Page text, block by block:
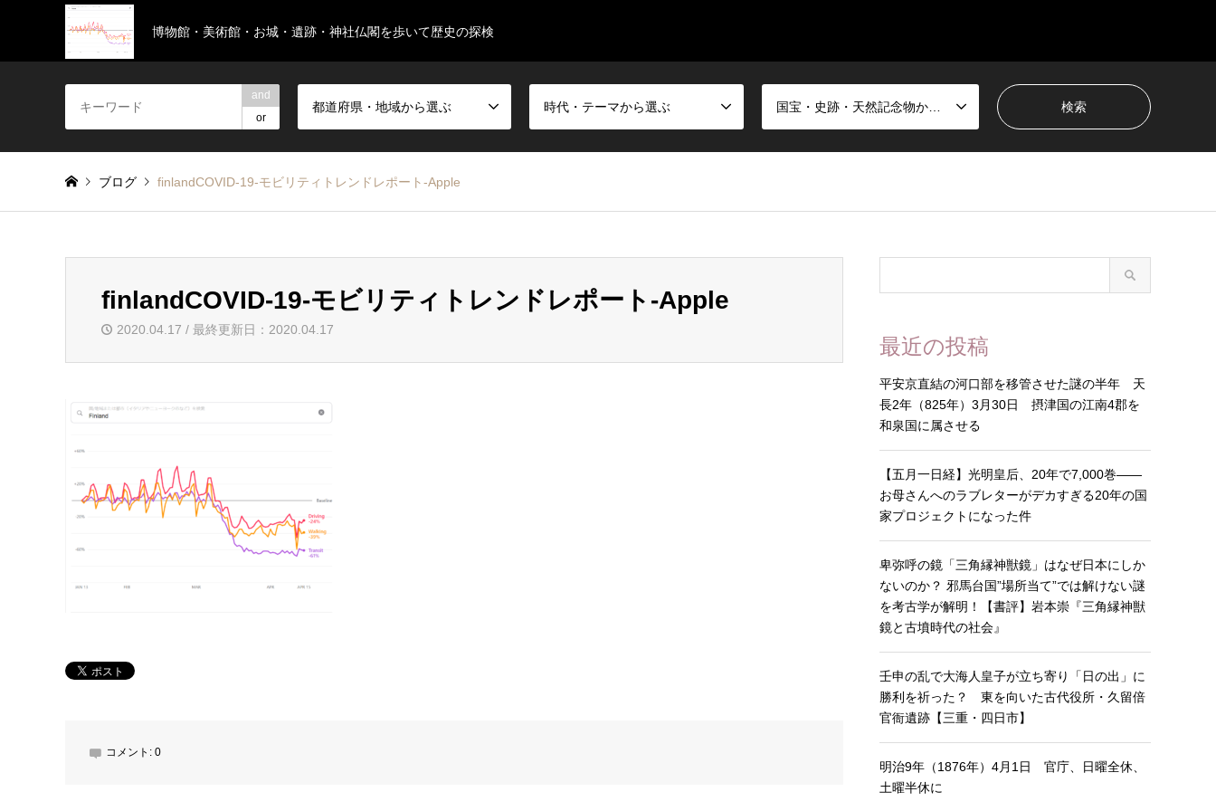
博物館・美術館・お城・遺跡・神社仏閣を歩いて歴史の探検
and
or
都道府県・地域から選ぶ 時代・テーマから選ぶ
ブログ finlandCOVID‑19-モビリティトレンドレポート-Apple
finlandCOVID‑19-モビリティトレンドレポート-Apple
2020.04.17 / 最終更新日：2020.04.17
コメント: 0
最近の投稿
平安京直結の河口部を移管させた謎の半年 天
長2年（825年）3月30日 摂津国の江南4郡を
和泉国に属させる
【五月一日経】光明皇后、20年で7,000巻——
お母さんへのラブレターがデカすぎる20年の国
家プロジェクトになった件
卑弥呼の鏡「三角縁神獣鏡」はなぜ日本にしか
ないのか？ 邪馬台国”場所当て”では解けない謎
を考古学が解明！【書評】岩本崇『三角縁神獣
鏡と古墳時代の社会』
壬申の乱で大海人皇子が立ち寄り「日の出」に
勝利を祈った？ 東を向いた古代役所・久留倍
官衙遺跡【三重・四日市】
明治9年（1876年）4月1日 官庁、日曜全休、
土曜半休に